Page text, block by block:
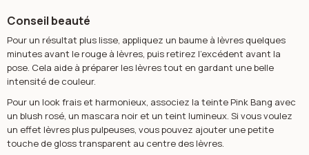
Conseil beauté
Pour un résultat plus lisse, appliquez un baume à lèvresquelques
minutes avant le rouge à lèvres, puis retirez l’excédent avant la
pose. Cela aide à préparer les lèvres tout en gardant une belle
intensité de couleur.
Pour un look frais et harmonieux, associez la teinte Pink Bang avec
un blush rosé, un mascara noir et un teint lumineux. Si vous voulez
un effet lèvres plus pulpeuses, vous pouvez ajouter une petite
touche de glosstransparent au centre des lèvres.